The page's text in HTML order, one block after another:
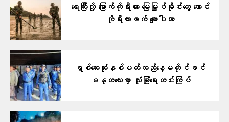
ရေကြီးလို့ မြောက်ကိုရီးယား မြေမြှုပ်မိုင်းတွေ တောင်
ကိုရီးယားဖက် မျောပါလာ
ရှစ်လေးလုံးနှစ်ပတ်လည်နေ့မတိုင်ခင်
မန္တလေးမှာ လုံခြုံရေးတင်းကြပ်